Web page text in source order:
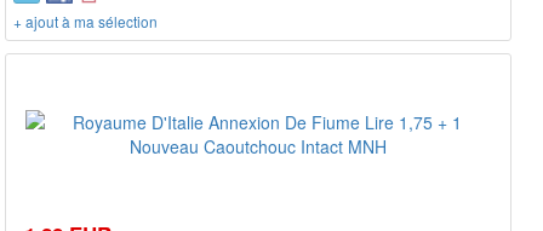
+ ajout à ma sélection